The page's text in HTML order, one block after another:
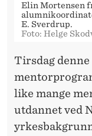
Elin Mortensen
E. Sverdrup.
Foto: Helge
Tirsdag
like mange
utdannet ved